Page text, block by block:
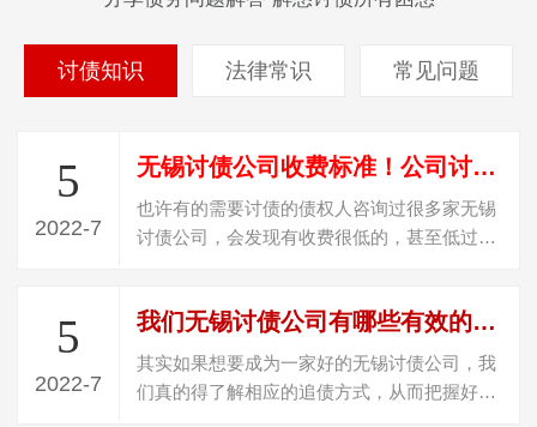
讨债知识 法律常识 常见问题
5
2022-7
无锡讨债公司收费标准！公司讨债是怎么收费？
也许有的需要讨债的债权人咨询过很多家无锡
讨债公司，会发现有收费很低的，甚至低过
5
2022-7
我们无锡讨债公司有哪些有效的讨债技巧
其实如果想要成为一家好的无锡讨债公司，我
们真的得了解相应的追债方式，从而把握好，